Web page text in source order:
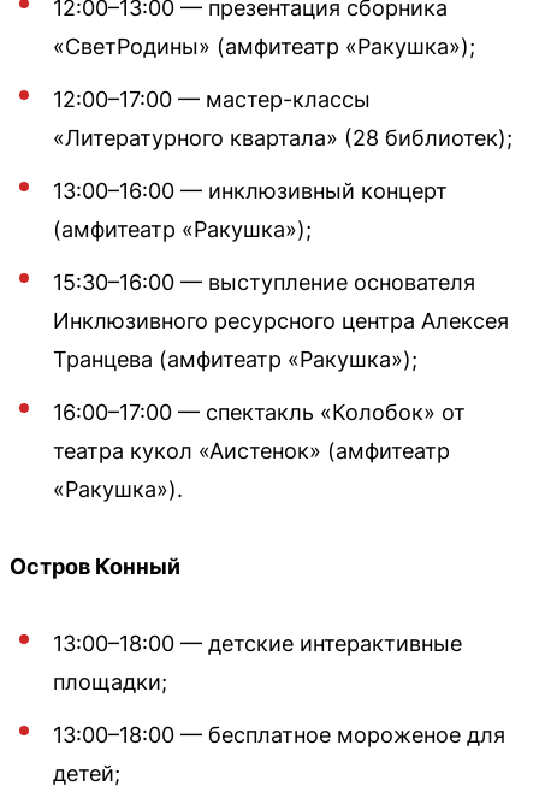
12:00–13:00 — презентация сборника
«СветРодины» (амфитеатр «Ракушка»);
12:00–17:00 — мастер-классы
«Литературного квартала» (28 библиотек);
13:00–16:00 — инклюзивный концерт
(амфитеатр «Ракушка»);
15:30–16:00 — выступление основателя
Инклюзивного ресурсного центра Алексея
Транцева (амфитеатр «Ракушка»);
16:00–17:00 — спектакль «Колобок» от
театра кукол «Аистенок» (амфитеатр
«Ракушка»).
Остров Конный
13:00–18:00 — детские интерактивные
площадки;
13:00–18:00 — бесплатное мороженое для
детей;